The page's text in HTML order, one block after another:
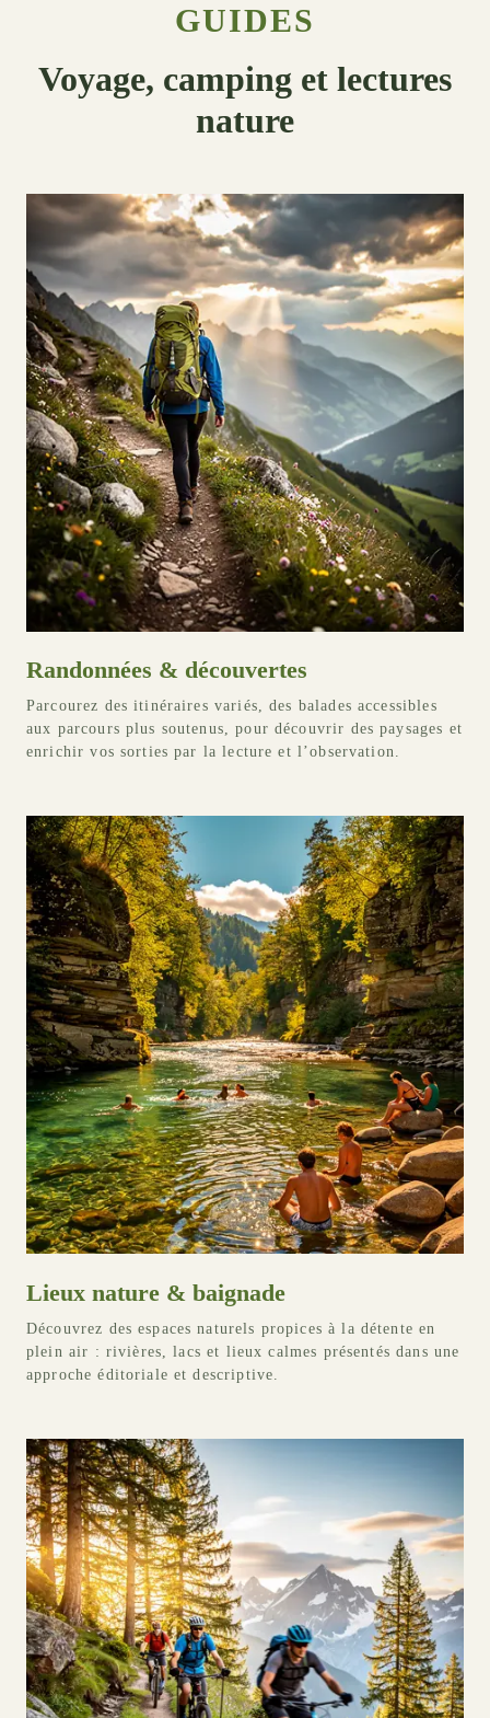
GUIDES
Voyage, camping et lectures
nature
Randonnées & découvertes
Parcourez des itinéraires variés, des balades accessibles
aux parcours plus soutenus, pour découvrir des paysages et
enrichir vos sorties par la lecture et l’observation.
Lieux nature & baignade
Découvrez des espaces naturels propices à la détente en
plein air : rivières, lacs et lieux calmes présentés dans une
approche éditoriale et descriptive.